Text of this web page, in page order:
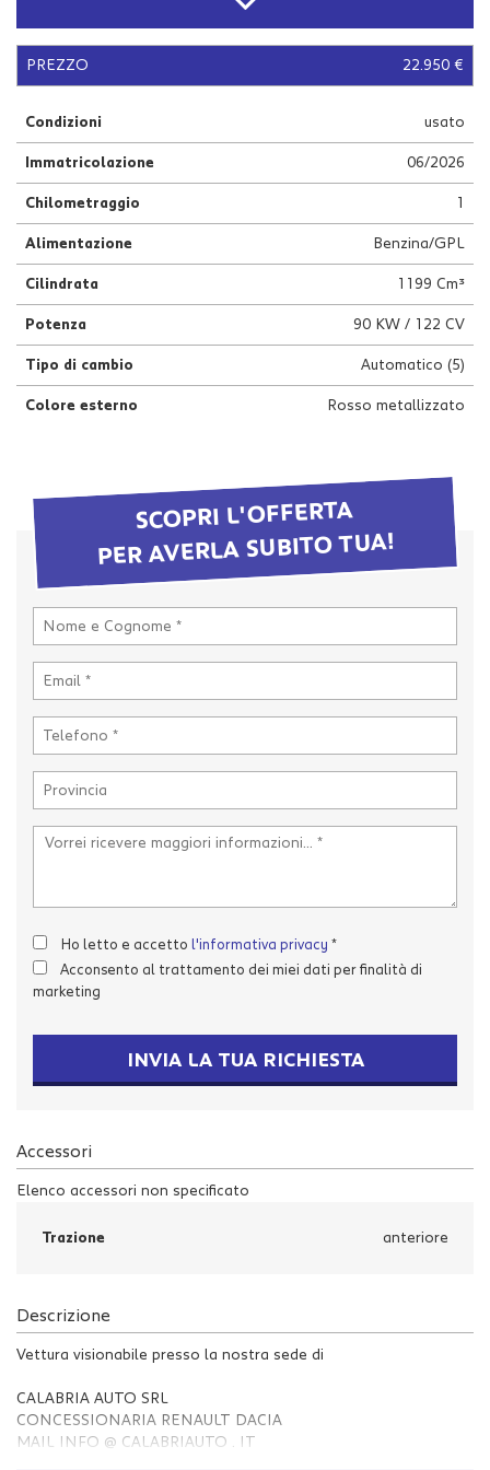
PREZZO 22.950 €
Condizioni usato
Immatricolazione 06/2026
Chilometraggio
Alimentazione Benzina/GPL
Cilindrata 1199 Cm³
Potenza 90 KW / 122 CV
Tipo di cambio Automatico (5)
Colore esterno Rosso metallizzato
SCOPRI L'OFFERTA
PER AVERLA SUBITO TUA!
Ho letto e accetto l'informativa privacy *
Acconsento al trattamento dei miei dati per finalità di
marketing
INVIA LA TUA RICHIESTA
Accessori
Elenco accessori non specificato
Trazione anteriore
Descrizione
Vettura visionabile presso la nostra sede di
CALABRIA AUTO SRL
CONCESSIONARIA RENAULT DACIA
MAIL INFO @ CALABRIAUTO . IT
strumenti
di
tracciamento
rimanda
policy.
rivedere
e
modificare
le
tue
scelte
in
momento.
Cookie necessari
Cookie di marketing
la
policy
Salva